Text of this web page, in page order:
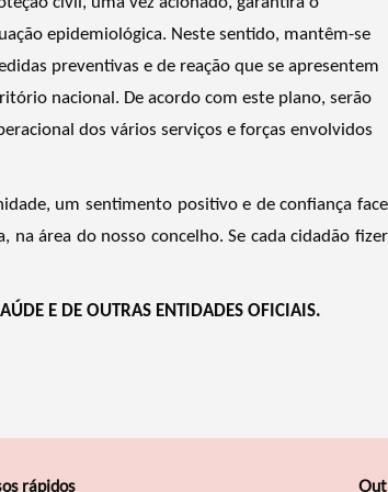
epidemiológica. Neste sentido, mantêm-se
preventivas e de reação que se apresentem
nacional. De acordo com este plano, serão
dos vários serviços e forças envolvidos
um sentimento positivo e de confiança face
área do nosso concelho. Se cada cidadão fizer
E DE OUTRAS ENTIDADES OFICIAIS.
rápidos